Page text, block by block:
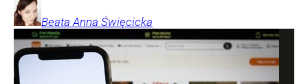
Beata Anna Święcicka